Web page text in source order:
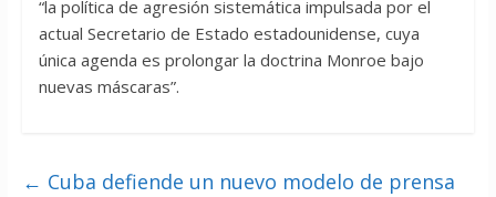
“la política de agresión sistemática impulsada por el
actual Secretario de Estado estadounidense, cuya
única agenda es prolongar la doctrina Monroe bajo
nuevas máscaras”.
← Cuba defiende un nuevo modelo de prensa